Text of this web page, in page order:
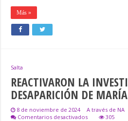
Más »
Salta
REACTIVARON LA
DESAPARICIÓN DE
8 de noviembre de 2024 A través de NA
Comentarios desactivadosen
305